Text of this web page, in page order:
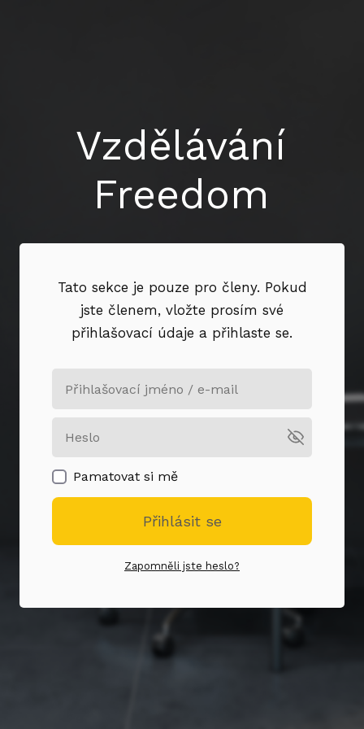
Vzdělávání
Freedom
Tato sekce je pouze pro členy. Pokud
jste členem, vložte prosím své
přihlašovací údaje a přihlaste se.
Pamatovat si mě
Přihlásit se
Zapomněli jste heslo?